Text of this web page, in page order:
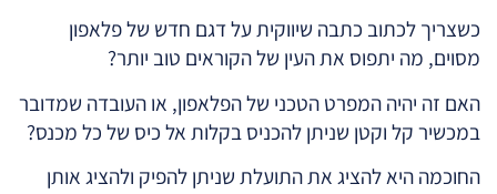
כשצריך לכתוב כתבה שיווקית על דגם חדש של פלאפון
מסוים, מה יתפוס את העין של הקוראים טוב יותר?
האם זה יהיה המפרט הטכני של הפלאפון, או העובדה שמדובר
במכשיר קל וקטן שניתן להכניס בקלות אל כיס של כל מכנס?
החוכמה היא להציג את התועלת שניתן להפיק ולהציג אותן